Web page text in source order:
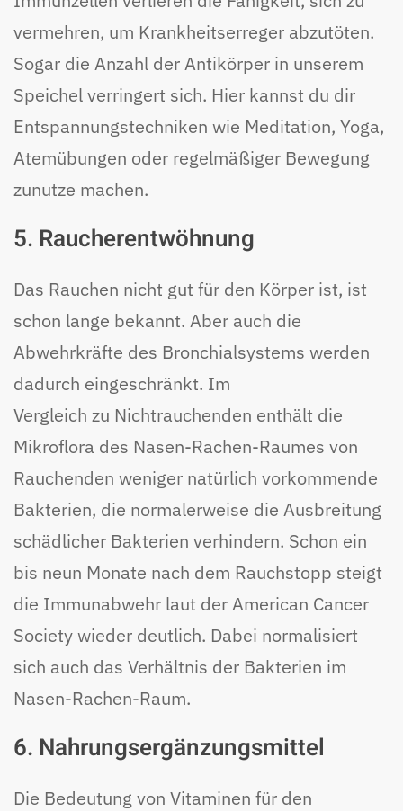
vermehren, um Krankheitserreger abzutöten.
Sogar die Anzahl der Antikörper in unserem
Speichel verringert sich. Hier kannst du dir
Entspannungstechniken wie Meditation, Yoga,
Atemübungen oder regelmäßiger Bewegung
zunutze machen.
5. Raucherentwöhnung
Das Rauchen nicht gut für den Körper ist, ist
schon lange bekannt. Aber auch die
Abwehrkräfte des Bronchialsystems werden
dadurch eingeschränkt. Im
Vergleich zu Nichtrauchenden enthält die
Mikroflora des Nasen-Rachen-Raumes von
Rauchenden weniger natürlich vorkommende
Bakterien, die normalerweise die Ausbreitung
schädlicher Bakterien verhindern. Schon ein
bis neun Monate nach dem Rauchstopp steigt
die Immunabwehr laut der American Cancer
Society wieder deutlich. Dabei normalisiert
sich auch das Verhältnis der Bakterien im
Nasen-Rachen-Raum.
6. Nahrungsergänzungsmittel
Die Bedeutung von Vitaminen für den